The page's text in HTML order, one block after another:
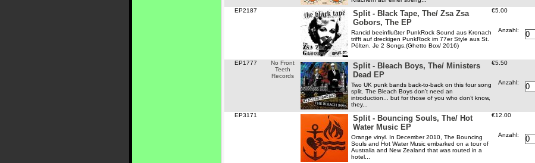
EP2187
Split - Black Tape, The/ Zsa Zsa
Gobors, The EP
Rancid beeinflußter PunkRock Sound aus Kronach
trifft auf dreckigen PunkRock im 77er Style aus St.
Pölten. Je 2 Songs.(Ghetto Box/ 2016)
€5.00
Anzahl:
EP1777
No Front
Teeth
Records
Split - Bleach Boys, The/ Ministers
Dead EP
Two UK punk bands back-to-back on this four song
split. The Bleach Boys don’t need an
introduction... but for those of you who don’t know,
they...
€5.50
Anzahl:
EP3171
Split - Bouncing Souls, The/ Hot
Water Music EP
Orange vinyl. In December 2010, The Bouncing
Souls and Hot Water Music embarked on a tour of
Australia and New Zealand that was routed in a
hotel...
€12.00
Anzahl: